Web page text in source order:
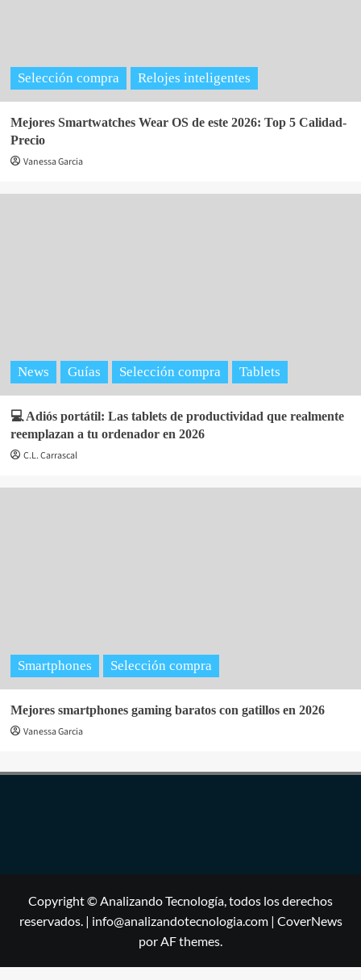
Selección compra Relojes inteligentes
Mejores Smartwatches Wear OS de este 2026: Top 5 Calidad-
Precio
Vanessa Garcia
News Guías Selección compra Tablets
💻 Adiós portátil: Las tablets de productividad que realmente
reemplazan a tu ordenador en 2026
C.L. Carrascal
Smartphones Selección compra
Mejores smartphones gaming baratos con gatillos en 2026
Vanessa Garcia
Copyright © Analizando Tecnología, todos los derechos
reservados. | info@analizandotecnologia.com | CoverNews
por AF themes.